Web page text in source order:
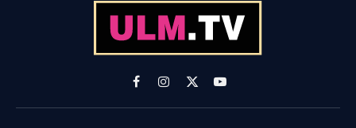
FacebookInstagram
X
(Twitter)
YouTube